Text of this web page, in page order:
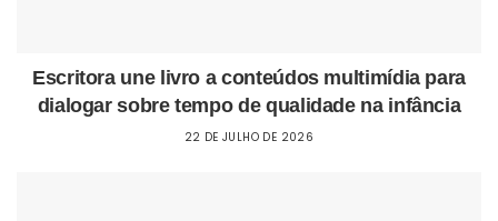
Escritora une livro a conteúdos multimídia para
dialogar sobre tempo de qualidade na infância
22 DE JULHO DE 2026